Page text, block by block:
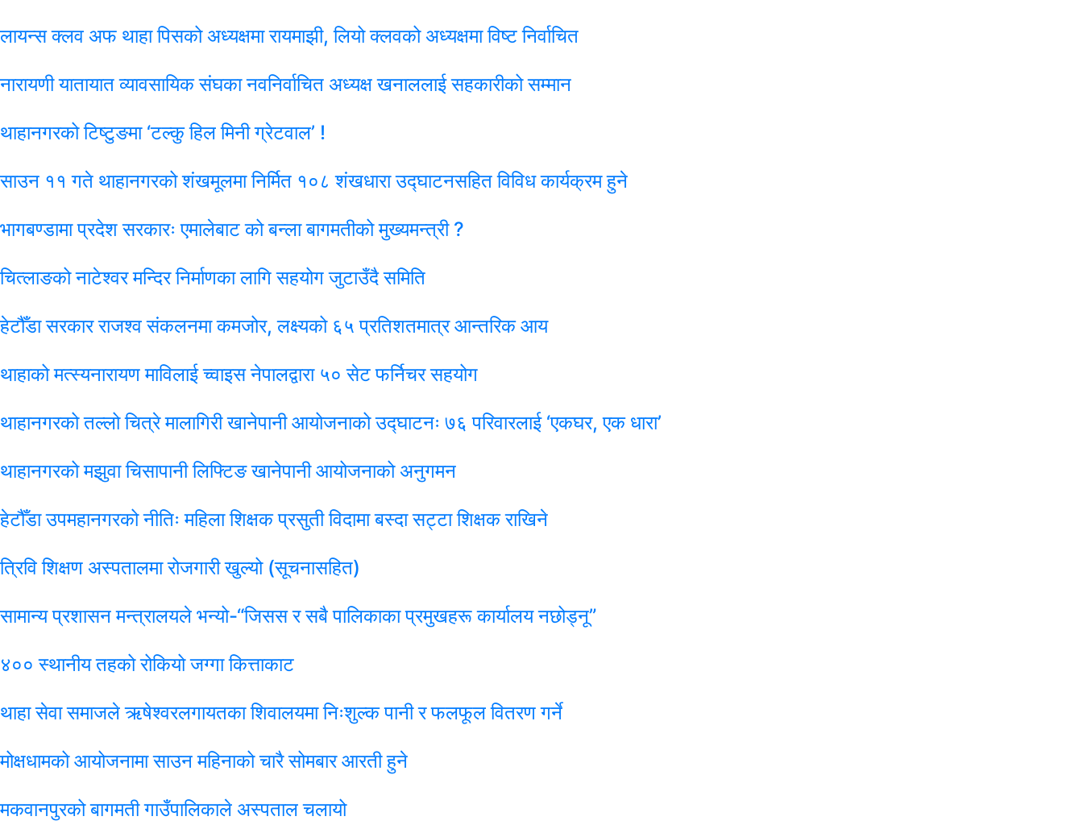
लायन्स क्लव अफ थाहा पिसको अध्यक्षमा रायमाझी, लियो क्लवको अध्यक्षमा विष्ट निर्वाचित
नारायणी यातायात व्यावसायिक संघका नवनिर्वाचित अध्यक्ष खनाललाई सहकारीको सम्मान
थाहानगरको टिष्टुङमा ‘टल्कु हिल मिनी ग्रेटवाल’ !
साउन ११ गते थाहानगरको शंखमूलमा निर्मित १०८ शंखधारा उद्घाटनसहित विविध कार्यक्रम हुने
भागबण्डामा प्रदेश सरकारः एमालेबाट को बन्ला बागमतीको मुख्यमन्त्री ?
चित्लाङको नाटेश्वर मन्दिर निर्माणका लागि सहयोग जुटाउँदै समिति
हेटौँडा सरकार राजश्व संकलनमा कमजोर, लक्ष्यको ६५ प्रतिशतमात्र आन्तरिक आय
थाहाको मत्स्यनारायण माविलाई च्वाइस नेपालद्वारा ५० सेट फर्निचर सहयोग
थाहानगरको तल्लो चित्रे मालागिरी खानेपानी आयोजनाको उद्घाटनः ७६ परिवारलाई ‘एकघर, एक धारा’
थाहानगरको मझुवा चिसापानी लिफ्टिङ खानेपानी आयोजनाको अनुगमन
हेटौँडा उपमहानगरको नीतिः महिला शिक्षक प्रसुती विदामा बस्दा सट्टा शिक्षक राखिने
त्रिवि शिक्षण अस्पतालमा रोजगारी खुल्यो (सूचनासहित)
सामान्य प्रशासन मन्त्रालयले भन्यो-“जिसस र सबै पालिकाका प्रमुखहरू कार्यालय नछोड्नू”
४०० स्थानीय तहको रोकियो जग्गा कित्ताकाट
थाहा सेवा समाजले ऋषेश्वरलगायतका शिवालयमा निःशुल्क पानी र फलफूल वितरण गर्ने
मोक्षधामको आयोजनामा साउन महिनाको चारै सोमबार आरती हुने
मकवानपुरको बागमती गाउँपालिकाले अस्पताल चलायो